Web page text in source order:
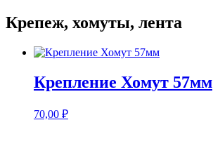
Крепеж, хомуты, лента
Крепление Хомут 57мм
70,00 ₽